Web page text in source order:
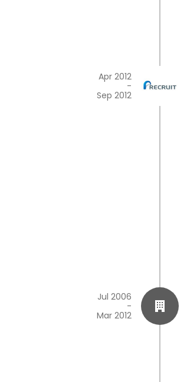
Apr 2012
-
Sep 2012
Jul 2006
-
Mar 2012